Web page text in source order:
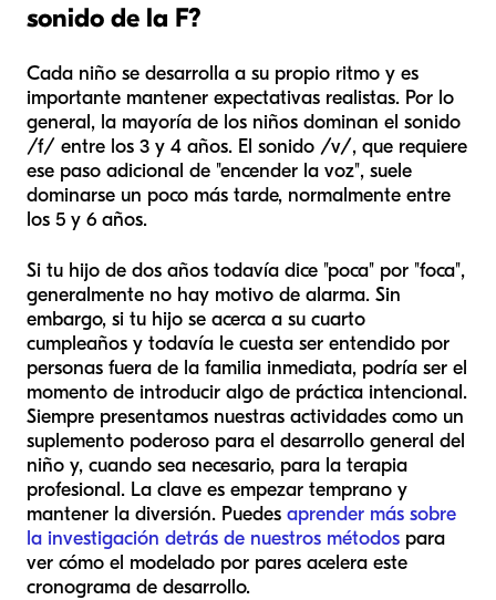
sonido de la F?
Cada niño se desarrolla a su propio ritmo y es
importante mantener expectativas realistas. Por lo
general, la mayoría de los niños dominan el sonido
/f/ entre los 3 y 4 años. El sonido /v/, que requiere
ese paso adicional de "encender la voz", suele
dominarse un poco más tarde, normalmente entre
los 5 y 6 años.
Si tu hijo de dos años todavía dice "poca" por "foca",
generalmente no hay motivo de alarma. Sin
embargo, si tu hijo se acerca a su cuarto
cumpleaños y todavía le cuesta ser entendido por
personas fuera de la familia inmediata, podría ser el
momento de introducir algo de práctica intencional.
Siempre presentamos nuestras actividades como un
suplemento poderoso para el desarrollo general del
niño y, cuando sea necesario, para la terapia
profesional. La clave es empezar temprano y
mantener la diversión. Puedes aprender más sobre
la investigación detrás de nuestros métodos para
ver cómo el modelado por pares acelera este
cronograma de desarrollo.